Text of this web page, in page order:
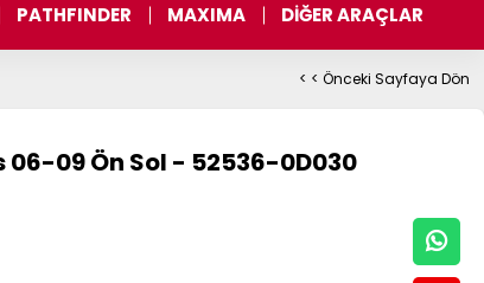
PATHFINDER MAXIMA DİĞER ARAÇLAR
< < Önceki Sayfaya Dön
09 Ön Sol - 52536-0D030